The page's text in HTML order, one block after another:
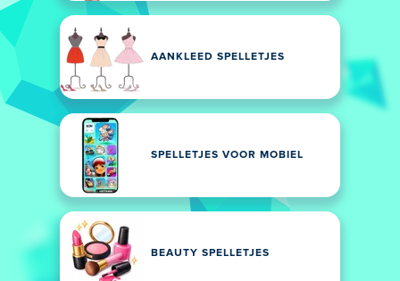
AANKLEED SPELLETJES
SPELLETJES VOOR MOBIEL
BEAUTY SPELLETJES